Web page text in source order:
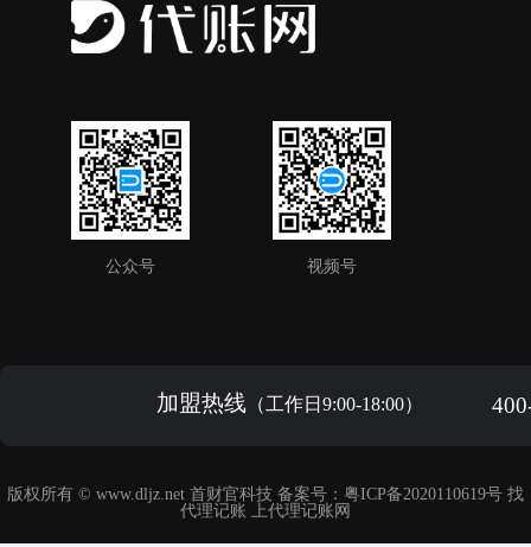
公众号 视频号
加盟热线 （工作日9:00-18:00）
版权所有 © www.dljz.net 首财官科技 备案号： 粤ICP备2020110619号 找
代理记账 上代理记账网